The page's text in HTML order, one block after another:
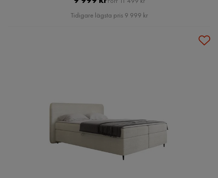
Pris
Tidigare lägsta pris 9 999 kr